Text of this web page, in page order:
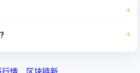
过去中心化交易所(DEX)；3) 通过场外交易
化收益。质押的ADA仍可随时使用，没有锁